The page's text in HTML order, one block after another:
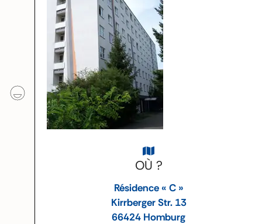
OÙ ?
Résidence « C »
Kirrberger Str. 13
66424 Homburg